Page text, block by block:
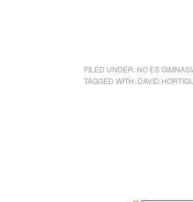
FILED UNDER: NO ES
TAGGED WITH: DAVID